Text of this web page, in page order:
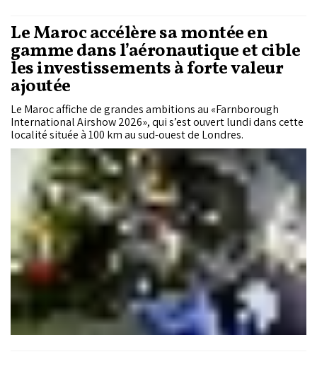
Le Maroc accélère sa montée en
gamme dans l’aéronautique et cible
les investissements à forte valeur
ajoutée
Le Maroc affiche de grandes ambitions au «Farnborough
International Airshow 2026», qui s’est ouvert lundi dans cette
localité située à 100 km au sud-ouest de Londres.